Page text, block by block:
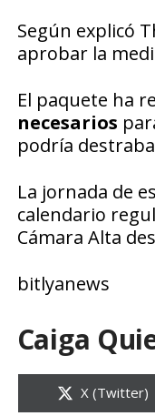
Según explicó
aprobar la
El paquete ha
necesarios
podría
La jornada de
calendario
Cámara Alta
bitlyanews
Caiga
Compartir
en
X (Twitter)